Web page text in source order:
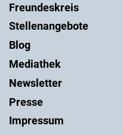
Freundeskreis
Stellenangebote
Blog
Mediathek
Newsletter
Presse
Impressum